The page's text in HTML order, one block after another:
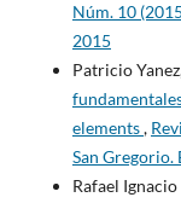
Núm. 10
2015
Patricio
elements,
San Gregorio.
Rafael Ignacio